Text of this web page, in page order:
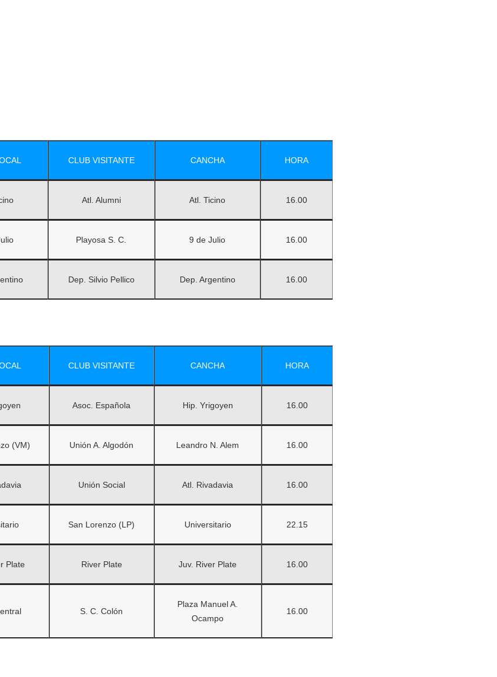
CLUB VISITANTE CANCHA HORA
Atl. Alumni Atl. Ticino 16.00
Playosa S. C. 9 de Julio 16.00
Dep. Silvio Pellico Dep. Argentino 16.00
CLUB VISITANTE CANCHA HORA
Asoc. Española Hip. Yrigoyen 16.00
(VM) Unión A. Algodón Leandro N. Alem 16.00
Unión Social Atl. Rivadavia 16.00
San Lorenzo (LP) Universitario 22.15
Plate River Plate Juv. River Plate 16.00
S. C. Colón
Plaza Manuel A.
Ocampo
16.00